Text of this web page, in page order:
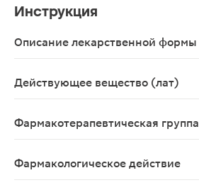
Инструкция
Описание лекарственной формы
Действующее вещество (лат)
Фармакотерапевтическая группа
Фармакологическое действие